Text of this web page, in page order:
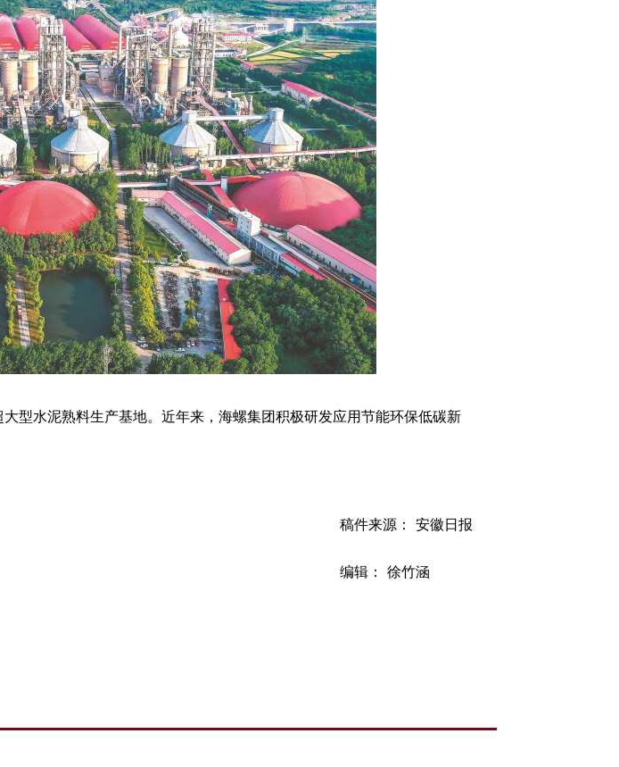
水泥熟料生产基地。近年来，海螺集团积极研发应用节能环保低碳新
稿件来源： 安徽日报
编辑： 徐竹涵